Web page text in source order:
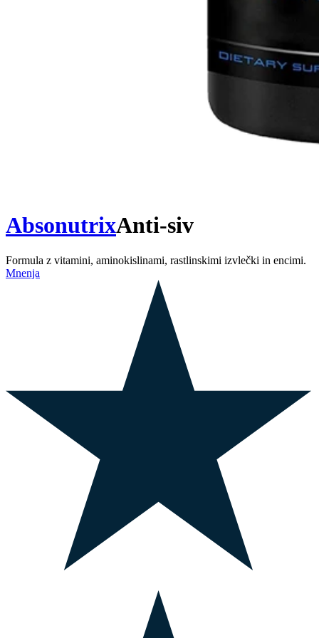
AbsonutrixAnti-siv
Formula z vitamini, aminokislinami, rastlinskimi izvlečki in encimi.
Mnenja